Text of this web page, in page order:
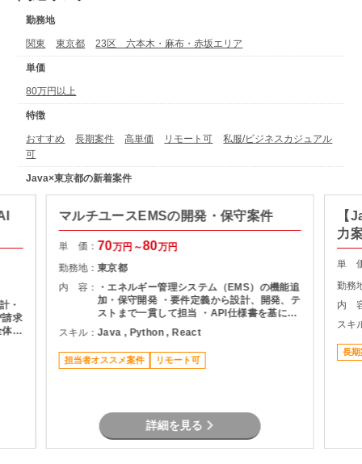
勤務地
関東 東京都 23区 六本木・麻布・赤坂エリア
単価
80万円以上
特徴
おすすめ 長期案件 高単価 リモート可
私服/ビジネスカジュアル
可
Java×東京都の新着案件
・
請求
の
マルチユースEMSの開発・保守案件
単 価： 70万円～80万円
勤務地：東京都
内 容：
・エネルギー管理システム（EMS）の機能追
加・保守開発 ・要件定義から設計、開発、テ
ストまで一貫して担当 ・API仕様書を基にし
たDB設計・ロジック設計 ・設計書作成およ
び各種レビュー対応 ・プロジェクト管理支援
（進捗・課題管理、関係者調整） ・品質管理
および開発推進
スキル：Java , Python , React
担当者オススメ案件 リモート可
詳細を見る
【
力
単
勤務
内
スキ
長期